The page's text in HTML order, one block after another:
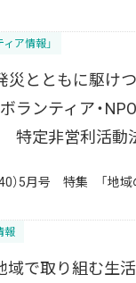
ア情報」
災とともに駆け
ランティア・
特定非営利活動
）5月号 特集 「地域
報
域で取り組む生